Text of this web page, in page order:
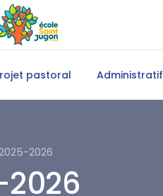
pastoral Administratif
2026